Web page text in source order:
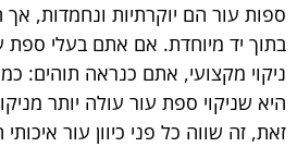
ספות עור הם יוקרתיות ונחמדות, אך
בתוך יד מיוחדת. אם אתם בעלי ספת
ניקוי מקצועי, אתם כנראה תוהים:
היא שניקוי ספת עור עולה יותר
זאת, זה שווה כל פני כיוון עור